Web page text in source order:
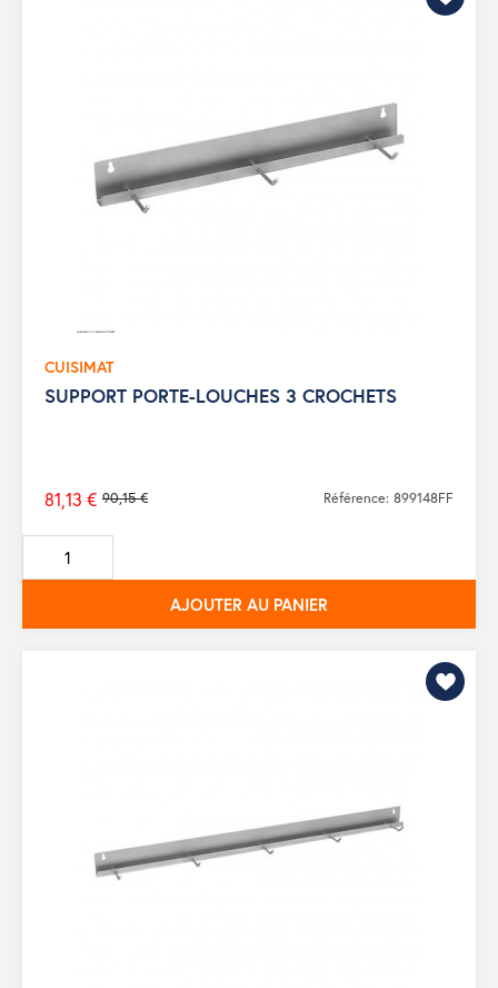
CUISIMAT
SUPPORT PORTE-LOUCHES 3 CROCHETS
Prix
de
base
90,15 €
81,13 € Référence: 899148FF
AJOUTER AU PANIER